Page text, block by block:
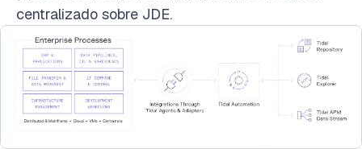
centralizado sobre JDE.